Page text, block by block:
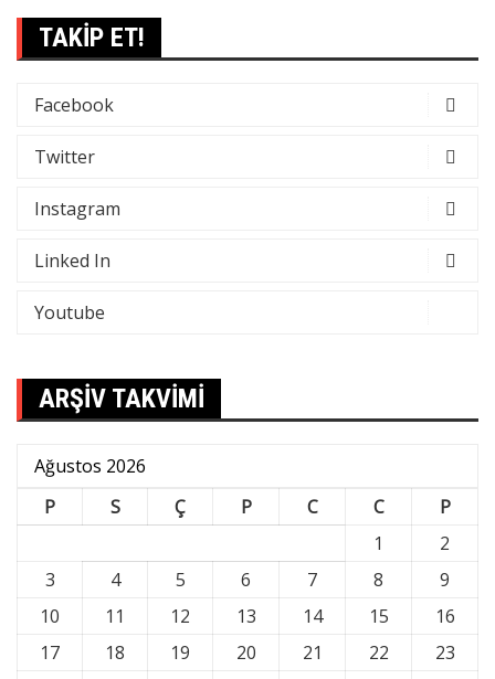
TAKİP ET!
Facebook
Twitter
Instagram
Linked In
Youtube
ARŞİV TAKVİMİ
Ağustos 2026
P
S Ç P C C
P
1
2
3
4 5 6 7 8
9
10
11 12 13 14 15
16
17
18 19 20 21 22
23